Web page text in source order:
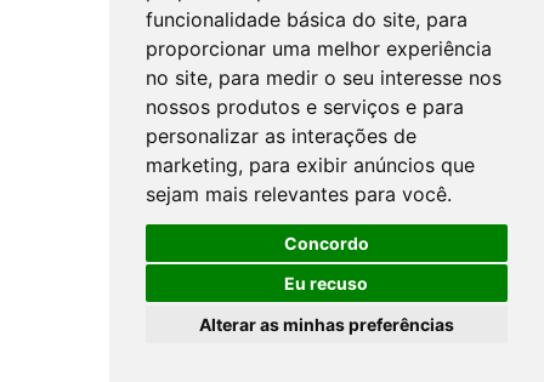
funcionalidade básica do site, para
proporcionar uma melhor experiência
no site, para medir o seu interesse nos
nossos produtos e serviços e para
personalizar as interações de
marketing, para exibir anúncios que
sejam mais relevantes para você.
Concordo
Eu recuso
Alterar as minhas preferências